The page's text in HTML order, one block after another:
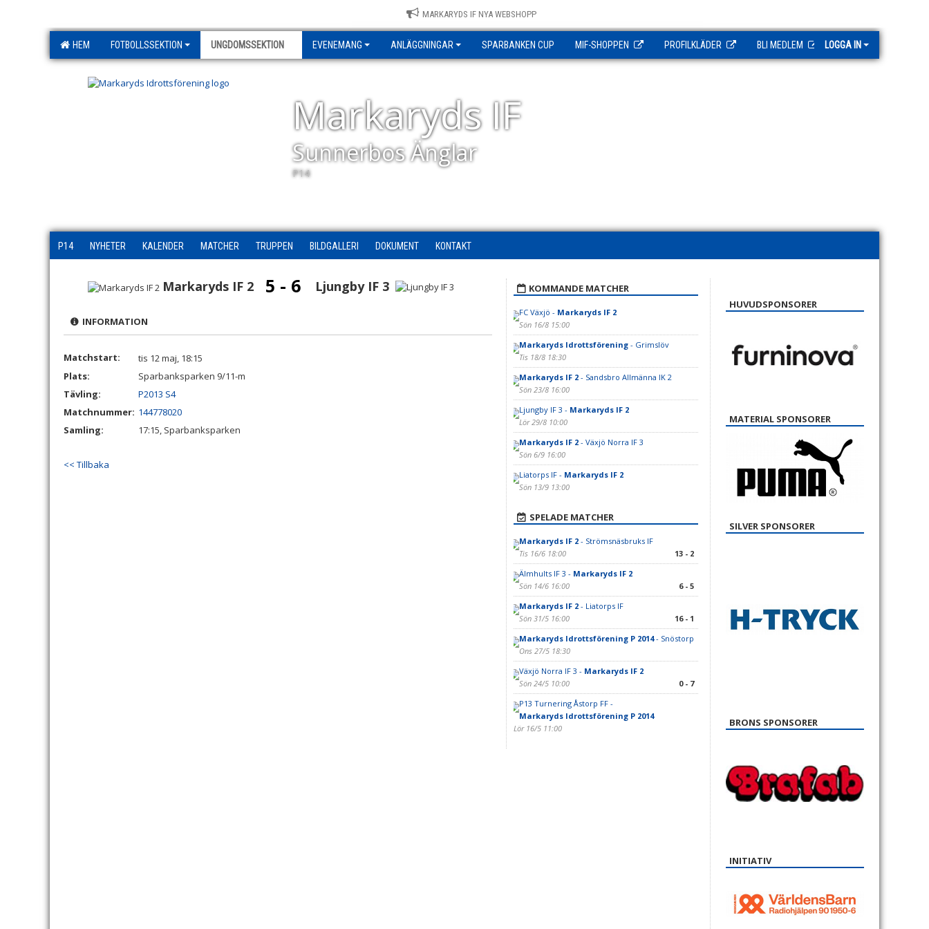
MARKARYDS IF NYA WEBSHOPP
HEM FOTBOLLSSEKTION UNGDOMSSEKTION EVENEMANG ANLÄGGNINGAR SPARBANKEN CUP MIF-SHOPPEN PROFILKLÄDER BLI MEDLEM LOGGA IN
Markaryds IF
Sunnerbos Änglar
P14
P14 NYHETER KALENDER MATCHER TRUPPEN BILDGALLERI DOKUMENT KONTAKT
Markaryds IF 2 5 - 6 Ljungby IF 3
INFORMATION
Matchstart:
tis 12 maj, 18:15
Plats:
Sparbanksparken 9/11-m
Tävling:
P2013 S4
Matchnummer: 144778020
Samling:
17:15, Sparbanksparken
<< Tillbaka
KOMMANDE MATCHER
FC Växjö - Markaryds IF 2
Sön 16/8 15:00
Markaryds Idrottsförening- Grimslöv
Tis 18/8 18:30
Markaryds IF 2- Sandsbro Allmänna IK 2
Sön 23/8 16:00
Ljungby IF 3 - Markaryds IF 2
Lör 29/8 10:00
Markaryds IF 2- Växjö Norra IF 3
Sön 6/9 16:00
Liatorps IF - Markaryds IF 2
Sön 13/9 13:00
SPELADE MATCHER
Markaryds IF 2- Strömsnäsbruks IF
Tis 16/6 18:00
13 - 2
Älmhults IF 3 - Markaryds IF 2
Sön 14/6 16:00
6 - 5
Markaryds IF 2- Liatorps IF
Sön 31/5 16:00
16 - 1
Markaryds Idrottsförening P 2014- Snöstorp
Ons 27/5 18:30
Växjö Norra IF 3 - Markaryds IF 2
Sön 24/5 10:00
0 - 7
P13 Turnering Åstorp FF -
Markaryds Idrottsförening P 2014
Lör 16/5 11:00
HUVUDSPONSORER
MATERIAL SPONSORER
SILVER SPONSORER
BRONS SPONSORER
INITIATIV